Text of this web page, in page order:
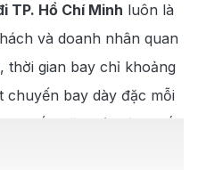
190 Booking
Hồ Chí Minh từ
để du lịch Tp. Hồ Chí
TP. Hồ Chí Minh luôn là
và doanh nhân quan
thời gian bay chỉ khoảng
chuyến bay dày đặc mỗi
tế – văn hóa lớn nhất